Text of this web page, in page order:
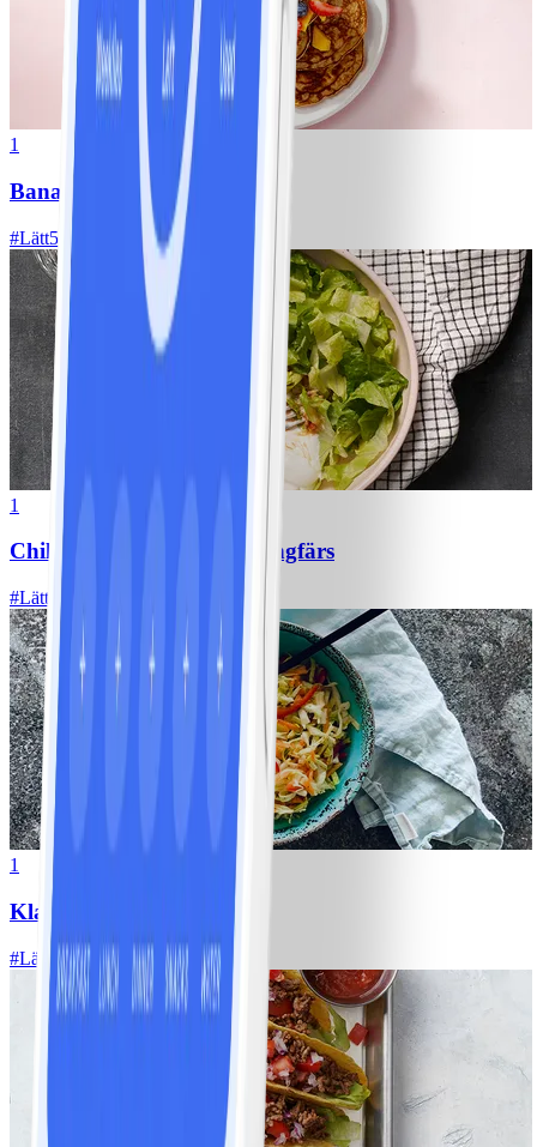
1
Bananpannkakor
#Lätt5 MIN
1
Chili con carne med kycklingfärs
#Lätt
1
Klassisk vitkålssallad
#Lätt 20 MIN